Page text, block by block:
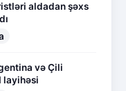
aldadan şəxs
və Çili
layihəsi